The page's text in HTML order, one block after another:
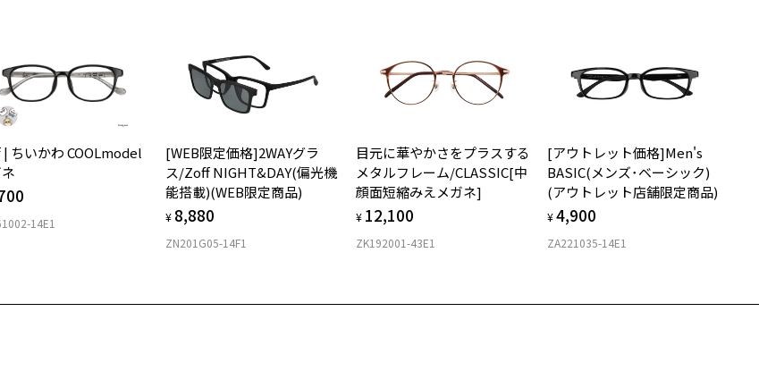
商品詳細ページへ
お気に入り
お気に入りに追加済です。
お気に入りリストはこちら
1本は持っておきたいウェリントンフレーム/STANDARD
ZA241004-49A1/フレームカラー：ブラウン(デミ柄)/単価：￥6,600
ログインして申し込む
お持ちのZoffメガネサイズを確認するには？
仕上がり寸法
D 仕上がりの横幅：約149mm
E 仕上がりの縦幅：約43mm
安心2 視力測定無料
安心3 かかり具合調整無料
フレームの歪みやかかり具合の調整・クリーニングは、全国の
Zoff店舗にていつでも対応いたします。
＜メガネの度数情報がわからない方へ＞
ご購入時に「レンズ交換券」をお選びいただくと、実店舗で度数を測定
のうえ、
度付きレンズ（標準セットレンズ）へ無料交換いただけます。
詳しくはこちら
実店舗で度数を測定いただけます
ちいかわ COOLmodel
14E1
[WEB限定価格]2WAYグラ
ス/Zoff NIGHT&DAY(偏光機
能搭載)(WEB限定商品)
¥ 8,880
ZN201G05-14F1
目元に華やかさをプラスする
メタルフレーム/CLASSIC[中
顔面短縮みえメガネ]
¥ 12,100
ZK192001-43E1
[アウトレット価格]Men's
BASIC(メンズ･ベーシック)
(アウトレット店舗限定商品)
¥4,900
ZA221035-14E1